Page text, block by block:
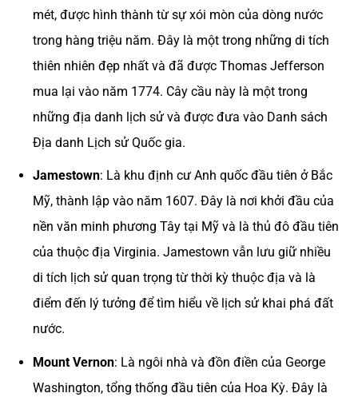
mét, được hình thành từ sự xói mòn của dòng nước
trong hàng triệu năm. Đây là một trong những di tích
thiên nhiên đẹp nhất và đã được Thomas Jefferson
mua lại vào năm 1774. Cây cầu này là một trong
những địa danh lịch sử và được đưa vào Danh sách
Địa danh Lịch sử Quốc gia​.
Jamestown: Là khu định cư Anh quốc đầu tiên ở Bắc
Mỹ, thành lập vào năm 1607. Đây là nơi khởi đầu của
nền văn minh phương Tây tại Mỹ và là thủ đô đầu tiên
của thuộc địa Virginia. Jamestown vẫn lưu giữ nhiều
di tích lịch sử quan trọng từ thời kỳ thuộc địa và là
điểm đến lý tưởng để tìm hiểu về lịch sử khai phá đất
nước​.
Mount Vernon: Là ngôi nhà và đồn điền của George
Washington, tổng thống đầu tiên của Hoa Kỳ. Đây là